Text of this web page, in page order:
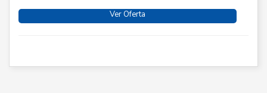
Ver Oferta